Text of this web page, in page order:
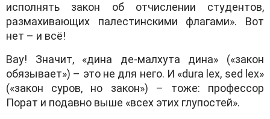
исполнять закон об отчислении студентов,
размахивающих палестинскими флагами». Вот
нет – и всё!
Вау! Значит, «дина де-малхута дина» («закон
обязывает») – это не для него. И «dura lex, sed lex»
(«закон суров, но закон») – тоже: профессор
Порат и подавно выше «всех этих глупостей».